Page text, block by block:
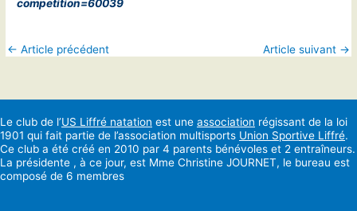
competition=60039
← Article précédent Article suivant →
Le club de l’US Liffré natation est une association régissant de la loi
1901 qui fait partie de l’association multisports Union Sportive Liffré.
Ce club a été créé en 2010 par 4 parents bénévoles et 2 entraîneurs.
La présidente , à ce jour, est Mme Christine JOURNET, le bureau est
composé de 6 membres